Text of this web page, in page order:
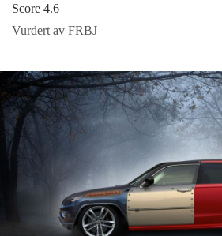
Score 4.6
Vurdert av FRBJ